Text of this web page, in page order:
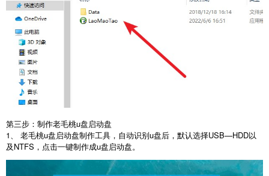
第三步：制作老毛桃u盘启动盘
1、 老毛桃u盘启动盘制作工具，自动识别u盘后，默认选择USB—HDD以
及NTFS，点击一键制作成u盘启动盘。